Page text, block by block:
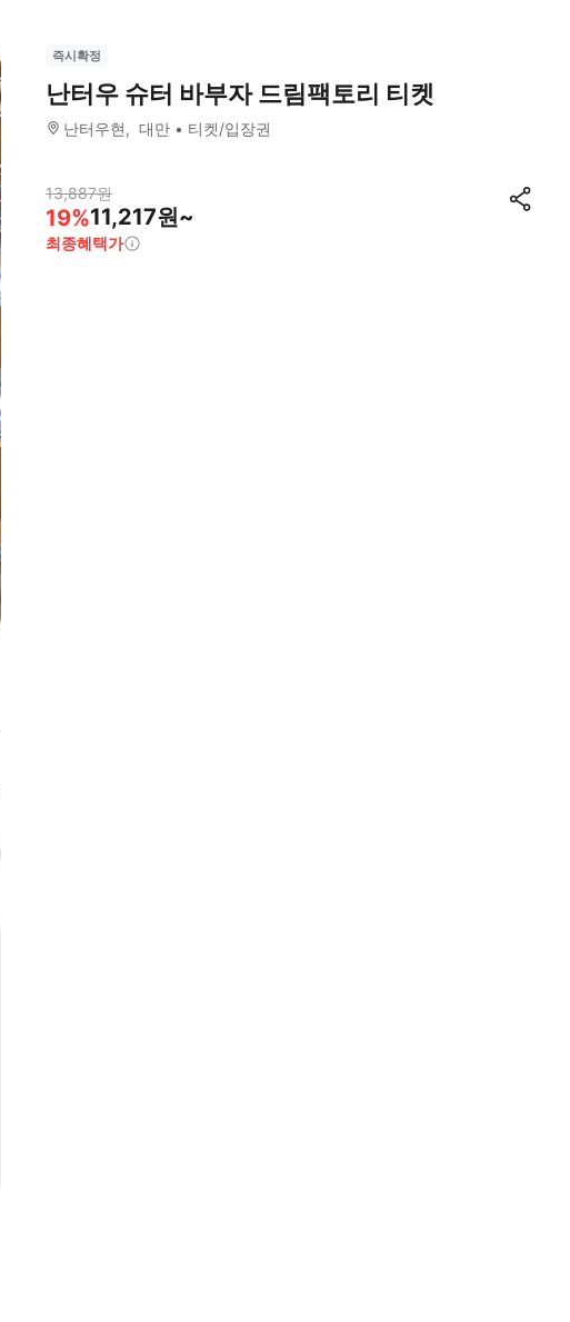
즉시확정
난터우 슈터 바부자 드림팩토리 티켓
난터우현 대만 티켓/입장권
13,887원
19%11,217원~
최종혜택가